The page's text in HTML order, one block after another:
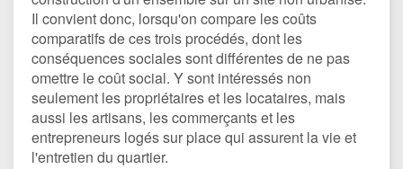
Il convient donc, lorsqu'on compare les coûts
comparatifs de ces trois procédés, dont les
conséquences sociales sont différentes de ne pas
omettre le coût social. Y sont intéressés non
seulement les propriétaires et les locataires, mais
aussi les artisans, les commerçants et les
entrepreneurs logés sur place qui assurent la vie et
l'entretien du quartier.